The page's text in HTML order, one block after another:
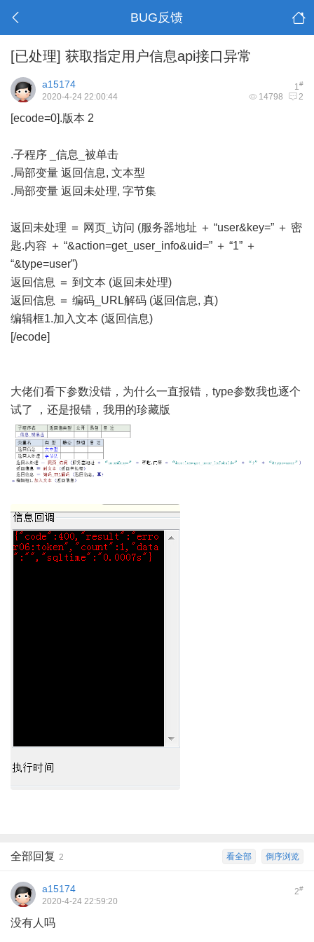
BUG反馈
[已处理] 获取指定用户信息api接口异常
1#
a15174
14798 2
2020-4-24 22:00:44
[ecode=0].版本 2
.子程序 _信息_被单击
.局部变量 返回信息, 文本型
.局部变量 返回未处理, 字节集
返回未处理 ＝ 网页_访问 (服务器地址 ＋ “user&key=” ＋ 密
匙.内容 ＋ “&action=get_user_info&uid=” ＋ “1” ＋
“&type=user”)
返回信息 ＝ 到文本 (返回未处理)
返回信息 ＝ 编码_URL解码 (返回信息, 真)
编辑框1.加入文本 (返回信息)
[/ecode]
大佬们看下参数没错，为什么一直报错，type参数我也逐个
试了 ，还是报错，我用的珍藏版
倒序浏览
看全部
全部回复 2
2#
a15174
2020-4-24 22:59:20
没有人吗